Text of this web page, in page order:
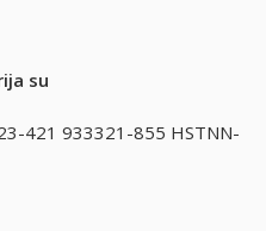
su
421 933321-855 HSTNN-